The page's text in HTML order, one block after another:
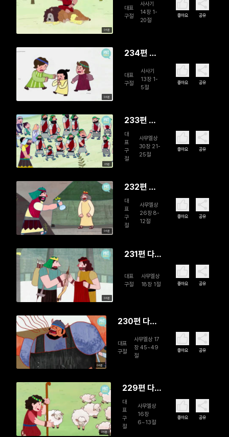
04분
께끼
대표
구절
사사기
14장 1-
20절
좋아요 공유
04분
234편 삼
대표
구절
사사기
13장 1-
5절
좋아요 공유
05분
233편 다
윗의 정의
대
표
구
절
사무엘상
30장 21-
25절
좋아요 공유
04분
232편 다
윗의 소망
대
표
구
절
사무엘상
26장 8-
12절
좋아요 공유
04분
231편 다윗
대표
구절
사무엘상
18장 1절
좋아요 공유
04분
230편 다윗
대표
구절
사무엘상 17
장 45~49
절
좋아요 공유
04분
229편 다윗
과 사무엘
대
표
구
절
사무엘상
16장
6~13절
좋아요 공유